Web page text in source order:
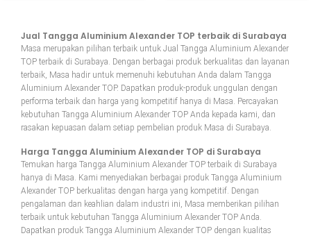
Jual Tangga Aluminium Alexander TOP terbaik di Surabaya
Masa merupakan pilihan terbaik untuk Jual Tangga Aluminium Alexander
TOP terbaik di Surabaya. Dengan berbagai produk berkualitas dan layanan
terbaik, Masa hadir untuk memenuhi kebutuhan Anda dalam Tangga
Aluminium Alexander TOP. Dapatkan produk-produk unggulan dengan
performa terbaik dan harga yang kompetitif hanya di Masa. Percayakan
kebutuhan Tangga Aluminium Alexander TOP Anda kepada kami, dan
rasakan kepuasan dalam setiap pembelian produk Masa di Surabaya.
Harga Tangga Aluminium Alexander TOP di Surabaya
Temukan harga Tangga Aluminium Alexander TOP terbaik di Surabaya
hanya di Masa. Kami menyediakan berbagai produk Tangga Aluminium
Alexander TOP berkualitas dengan harga yang kompetitif. Dengan
pengalaman dan keahlian dalam industri ini, Masa memberikan pilihan
terbaik untuk kebutuhan Tangga Aluminium Alexander TOP Anda.
Dapatkan produk Tangga Aluminium Alexander TOP dengan kualitas